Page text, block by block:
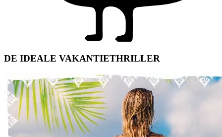
DE IDEALE VAKANTIETHRILLER